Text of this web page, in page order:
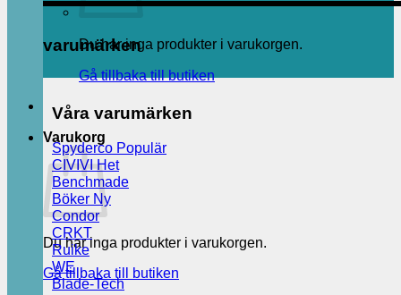
Du har inga produkter i varukorgen.
Gå tillbaka till butiken
Varukorg
Du har inga produkter i varukorgen.
Gå tillbaka till butiken
varumärken
Våra varumärken
Spyderco
CIVIVI
Benchmade
Böker
Condor
CRKT
Ruike
WE
Blade-Tech